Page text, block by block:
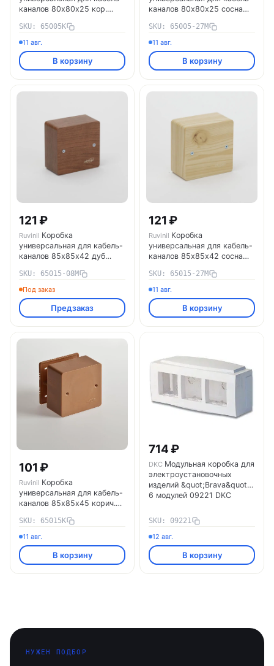
каналов 80х80х25 кор.
SKU: 65005К
11 авг.
В корзину
каналов 80х80х25 сосна
65005-27М
SKU: 65005-27М
11 авг.
В корзину
121 ₽
Ruvinil Коробка
универсальная для кабель-
каналов 85х85х42 дуб
65015-08М
SKU: 65015-08М
Под заказ
Предзаказ
121 ₽
Ruvinil Коробка
универсальная для кабель-
каналов 85х85х42 сосна
65015-27М
SKU: 65015-27М
11 авг.
В корзину
101 ₽
Ruvinil Коробка
универсальная для кабель-
каналов 85х85х45 корич.
SKU: 65015К
11 авг.
В корзину
714 ₽
DKC Модульная коробка для
электроустановочных
изделий &quot;Brava&quot;,
6 модулей 09221 DKC
SKU: 09221
12 авг.
В корзину
НУЖЕН ПОДБОР